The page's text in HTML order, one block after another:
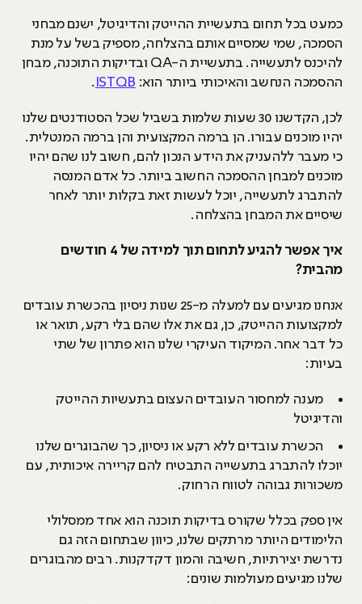
כמעט בכל תחום בתעשיית ההייטק והדיגיטל, ישנם מבחני
הסמכה, שמי שמסיים אותם בהצלחה, מספיק בשל על מנת
להיכנס לתעשייה. בתעשיית ה-QA ובדיקות התוכנה, מבחן
ההסמכה הנחשב והאיכותי ביותר הוא: ISTQB
.
לכן, הקדשנו 30 שעות שלמות בשביל שכל הסטודנטים שלנו
יהיו מוכנים עבורו. הן ברמה המקצועית והן ברמה המנטלית.
כי מעבר ללהעניק את הידע הנכון להם, חשוב לנו שהם יהיו
מוכנים למבחן ההסמכה החשוב ביותר. כל אדם המנסה
להתברג לתעשייה, יוכל לעשות זאת בקלות יותר לאחר
שיסיים את המבחן בהצלחה.
איך אפשר להגיע לתחום תוך למידה של 4 חודשים
מהבית?
אנחנו מגיעים עם למעלה מ-25 שנות ניסיון בהכשרת עובדים
למקצועות ההייטק, כן, גם את אלו שהם בלי רקע, תואר או
כל דבר אחר. המיקוד העיקרי שלנו הוא פתרון של שתי
בעיות:
מענה למחסור העובדים העצום בתעשיות ההייטק
והדיגיטל
הכשרת עובדים ללא רקע או ניסיון, כך שהבוגרים שלנו
יוכלו להתברג בתעשייה התבטיח להם קריירה איכותית, עם
משכורות גבוהה לטווח הרחוק.
אין ספק בכלל שקורס בדיקות תוכנה הוא אחד ממסלולי
הלימודים היותר מרתקים שלנו, כיוון שבתחום הזה גם
נדרשת יצירתיות, חשיבה והמון דקדקנות. רבים מהבוגרים
שלנו מגיעים מעולמות שונים: